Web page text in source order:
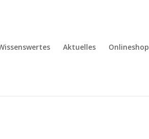
Aktuelles Onlineshop